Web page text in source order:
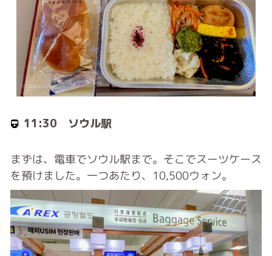
11:30 ソウル駅
まずは、電車でソウル駅まで。そこでスーツケース
を預けました。一つあたり、10,500ウォン。